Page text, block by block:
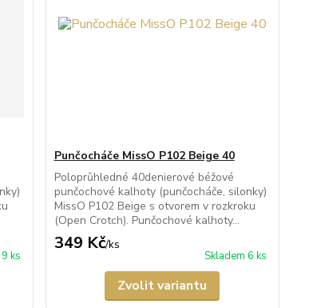
ks
Punčocháče MissO P102 Beige 40
Poloprůhledné 40denierové béžové
punčochové kalhoty (punčocháče, silonky)
MissO P102 Beige s otvorem v rozkroku
(Open Crotch). Punčochové kalhoty...
349 Kč/ks
Skladem 6 ks
Zvolit variantu